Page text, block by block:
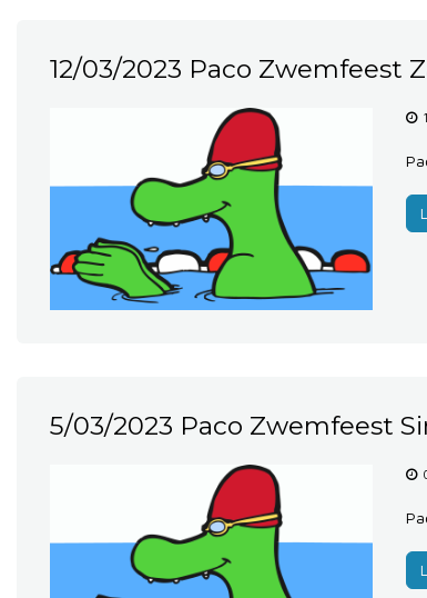
12/03/2023 Paco Zwemfeest
5/03/2023 Paco Zwemfeest